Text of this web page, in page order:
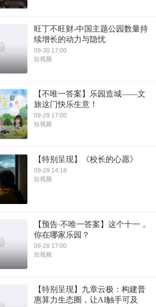
旺丁不旺财-中国主题公园数量持
续增长的动力与隐忧
09-30 17:00
短视频
【不唯一答案】乐园造城——文
旅这门快乐生意！
09-29 17:00
短视频
【特别呈现】《校长的心愿》
09-29 14:18
短视频
【预告·不唯一答案】这个十一，
你在哪家乐园？
09-28 17:00
短视频
【特别呈现】九章云极：构建普
惠算力生态圈，让AI触手可及